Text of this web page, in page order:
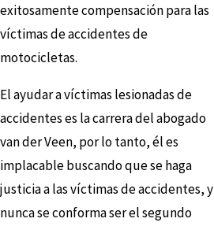
exitosamente compensación para las
víctimas de accidentes de
motocicletas.
El ayudar a víctimas lesionadas de
accidentes es la carrera del abogado
van der Veen, por lo tanto, él es
implacable buscando que se haga
justicia a las víctimas de accidentes, y
nunca se conforma ser el segundo